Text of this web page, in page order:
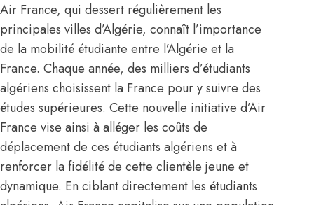
Air France, qui dessert régulièrement les
principales villes d’Algérie, connaît l’importance
de la mobilité étudiante entre l’Algérie et la
France. Chaque année, des milliers d’étudiants
algériens choisissent la France pour y suivre des
études supérieures. Cette nouvelle initiative d’Air
France vise ainsi à alléger les coûts de
déplacement de ces étudiants algériens et à
renforcer la fidélité de cette clientèle jeune et
dynamique. En ciblant directement les étudiants